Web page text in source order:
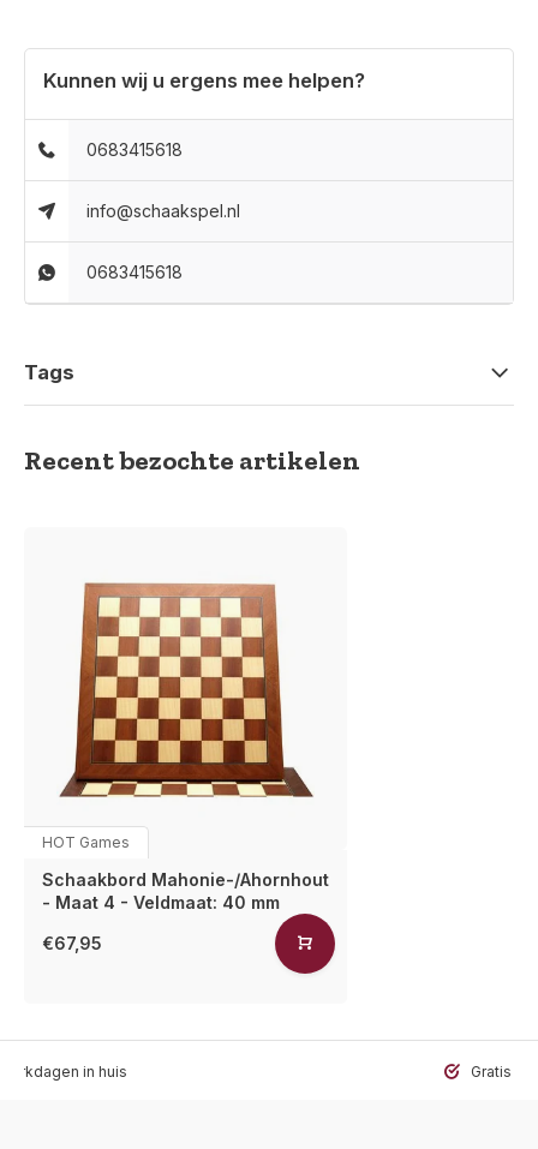
Kunnen wij u ergens mee helpen?
0683415618
info@schaakspel.nl
0683415618
Tags
Recent bezochte artikelen
HOT Games
Schaakbord Mahonie-/Ahornhout
- Maat 4 - Veldmaat: 40 mm
€67,95
in huis Gratis